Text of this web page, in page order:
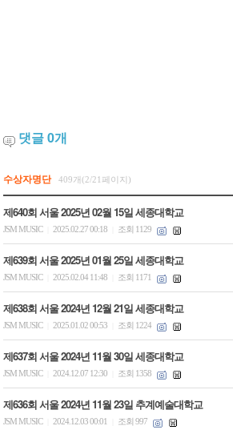
댓글0개
수상자명단 409개(2/21페이지)
제640회 서울 2025년 02월 15일 세종대학교
JSM MUSIC 2025.02.27 00:18 조회 1129
제639회 서울 2025년 01월 25일 세종대학교
JSM MUSIC 2025.02.04 11:48 조회 1171
제638회 서울 2024년 12월 21일 세종대학교
JSM MUSIC 2025.01.02 00:53 조회 1224
제637회 서울 2024년 11월 30일 세종대학교
JSM MUSIC 2024.12.07 12:30 조회 1358
제636회 서울 2024년 11월 23일 추계예술대학교
JSM MUSIC 2024.12.03 00:01 조회 997